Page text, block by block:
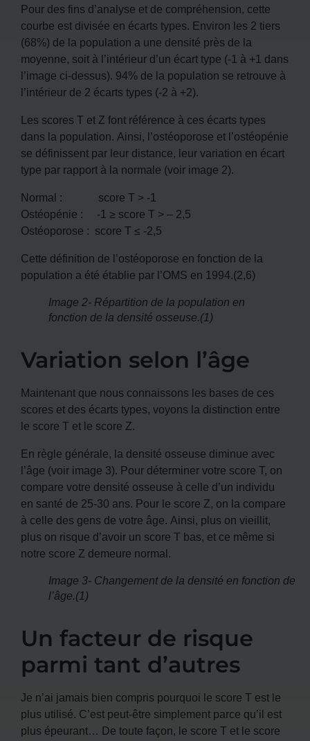
Pour des fins d’analyse et de compréhension, cette
courbe est divisée en écarts types. Environ les 2 tiers
(68%) de la population a une densité près de la
moyenne, soit à l’intérieur d’un écart type (-1 à +1 dans
l’image ci-dessus). 94% de la population se retrouve à
l’intérieur de 2 écarts types (-2 à +2).
Les scores T et Z font référence à ces écarts types
dans la population. Ainsi, l’ostéoporose et l’ostéopénie
se définissent par leur distance, leur variation en écart
type par rapport à la normale (voir image 2).
Normal : score T > -1
Ostéopénie : -1 ≥ score T > – 2,5
Ostéoporose : score T ≤ -2,5
Cette définition de l’ostéoporose en fonction de la
population a été établie par l’OMS en 1994.(2,6)
Image 2- Répartition de la population en
fonction de la densité osseuse.(1)
Variation selon l’âge
Maintenant que nous connaissons les bases de ces
scores et des écarts types, voyons la distinction entre
le score T et le score Z.
En règle générale, la densité osseuse diminue avec
l’âge (voir image 3). Pour déterminer votre score T, on
compare votre densité osseuse à celle d’un individu
en santé de 25-30 ans. Pour le score Z, on la compare
à celle des gens de votre âge. Ainsi, plus on vieillit,
plus on risque d’avoir un score T bas, et ce même si
notre score Z demeure normal.
Image 3- Changement de la densité en fonction de
l’âge.(1)
Un facteur de risque
parmi tant d’autres
Je n’ai jamais bien compris pourquoi le score T est le
plus utilisé. C’est peut-être simplement parce qu’il est
plus épeurant… De toute façon, le score T et le score